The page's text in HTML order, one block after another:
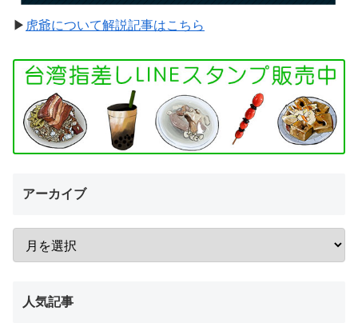
▶︎ 虎爺について解説記事はこちら
アーカイブ
人気記事